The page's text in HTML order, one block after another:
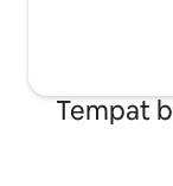
Tempat